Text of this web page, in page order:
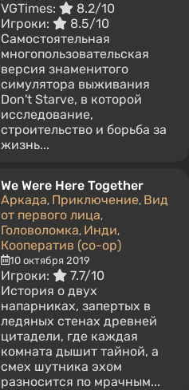
VGTimes:
8.2/10
Игроки:
8.5/10
Самостоятельная
многопользовательская
версия знаменитого
симулятора выживания
Don't Starve, в которой
исследование,
строительство и борьба за
жизнь...
We Were Here Together
Аркада, Приключение, Вид
от первого лица,
Головоломка, Инди,
Кооператив (co-op)
10 октября 2019
Игроки:
7.7/10
История о двух
напарниках, запертых в
ледяных стенах древней
цитадели, где каждая
комната дышит тайной, а
смех шутника эхом
разносится по мрачным...